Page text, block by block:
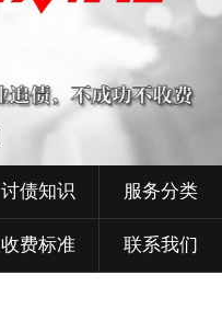
讨债知识 服务分类
收费标准 联系我们